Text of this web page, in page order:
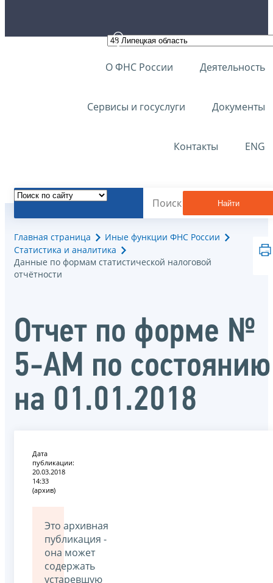
О ФНС России Деятельность
Сервисы и госуслуги Документы
Контакты ENG
Найти
Главная страница
Иные функции ФНС России
Статистика и аналитика
Данные по формам статистической налоговой
отчётности
Отчет по форме №
5-АМ по состоянию
на 01.01.2018
Дата
публикации:
20.03.2018
14:33
(архив)
Это архивная
публикация -
она может
содержать
устаревшую